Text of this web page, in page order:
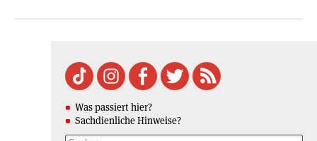
Was passiert hier?
Sachdienliche Hinweise?